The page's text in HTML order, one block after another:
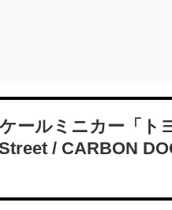
ールミニカー「ト
/ CARBON